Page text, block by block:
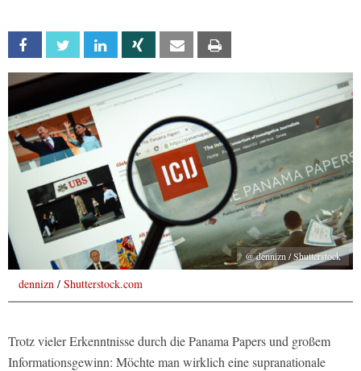
Facebook Twitter Linkedin Xing Email
@ dennizn / Shutterstock
dennizn / Shutterstock.com
Trotz vieler Erkenntnisse durch die Panama Papers und großem
Informationsgewinn: Möchte man wirklich eine supranationale